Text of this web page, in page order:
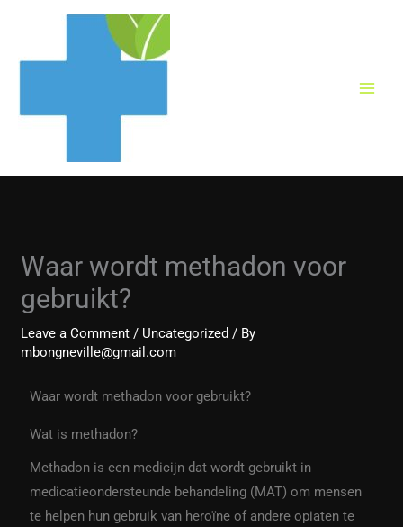
content
Waar wordt methadon voor
gebruikt?
Leave a Comment / Uncategorized / By
mbongneville@gmail.com
Waar wordt methadon voor gebruikt?
Wat is methadon?
Methadon is een medicijn dat wordt gebruikt in
medicatieondersteunde behandeling (MAT) om mensen
te helpen hun gebruik van heroïne of andere opiaten te